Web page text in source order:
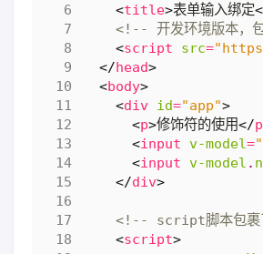
<title>表单输入绑定
<!-- 开发环境版本，
<script src=
</head>
<body>
<div id="app">
<p>修饰符的使用</p
<input v-model=
<input v-model .
</div>
<!-- script脚本包裹
<script>